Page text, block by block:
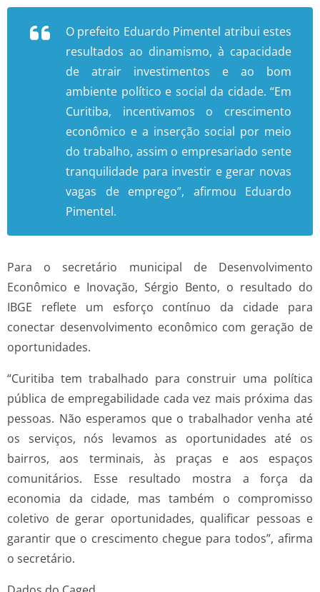
O prefeito Eduardo Pimentel atribui estes
resultados ao dinamismo, à capacidade
de atrair investimentos e ao bom
ambiente político e social da cidade. “Em
Curitiba, incentivamos o crescimento
econômico e a inserção social por meio
do trabalho, assim o empresariado sente
tranquilidade para investir e gerar novas
vagas de emprego”, afirmou Eduardo
Pimentel.
Para o secretário municipal de Desenvolvimento
Econômico e Inovação, Sérgio Bento, o resultado do
IBGE reflete um esforço contínuo da cidade para
conectar desenvolvimento econômico com geração de
oportunidades.
“Curitiba tem trabalhado para construir uma política
pública de empregabilidade cada vez mais próxima das
pessoas. Não esperamos que o trabalhador venha até
os serviços, nós levamos as oportunidades até os
bairros, aos terminais, às praças e aos espaços
comunitários. Esse resultado mostra a força da
economia da cidade, mas também o compromisso
coletivo de gerar oportunidades, qualificar pessoas e
garantir que o crescimento chegue para todos”, afirma
o secretário.